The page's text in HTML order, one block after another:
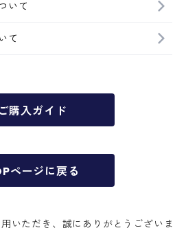
いて
て
ご購入ガイド
ページに戻る
いただき、誠にありがとうございま